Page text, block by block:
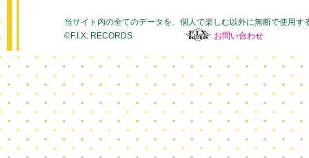
当サイト内の全てのデータを、個人で楽しむ以外に無断で使用す
©F.I.X. RECORDS
お問い合わせ